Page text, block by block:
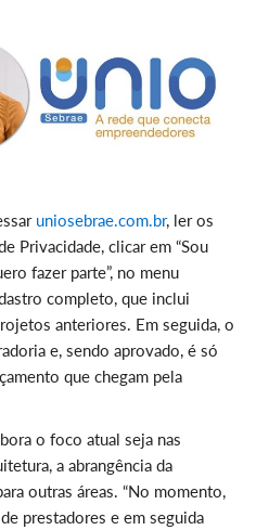
uniosebrae.com.br, ler os
Privacidade, clicar em “Sou
fazer parte”, no menu
completo, que inclui
anteriores. Em seguida, o
e, sendo aprovado, é só
que chegam pela
o foco atual seja nas
a abrangência da
outras áreas. “No momento,
prestadores e em seguida